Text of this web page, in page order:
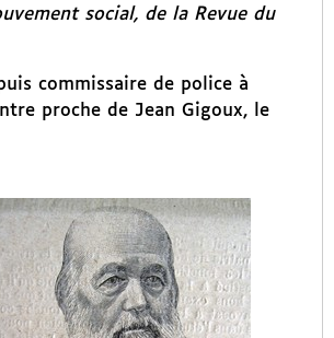
social, de la Revue du
commissaire de police à
proche de Jean Gigoux, le